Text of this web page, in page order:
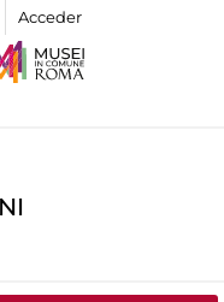
Acceder